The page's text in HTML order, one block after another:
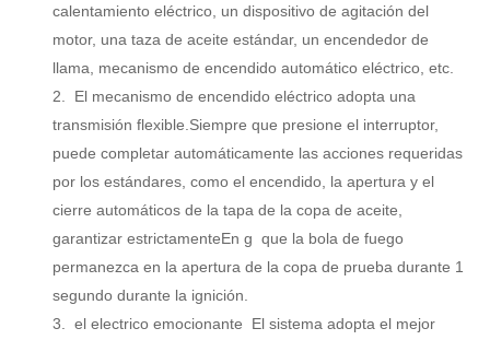
calentamiento eléctrico, un dispositivo de agitación del
motor, una taza de aceite estándar, un encendedor de
llama, mecanismo de encendido automático eléctrico , etc.
2. El mecanismo de encendido eléctrico adopta una
transmisión flexible.Siempre que presione el interruptor,
puede completar automáticamente las acciones requeridas
por los estándares, como el encendido, la apertura y el
cierre automáticos de la tapa de la copa de aceite,
garantizar estrictamenteEn g que la bola de fuego
permanezca en la apertura de la copa de prueba durante 1
segundo durante la ignición.
3. el electrico emocionante El sistema adopta el mejor